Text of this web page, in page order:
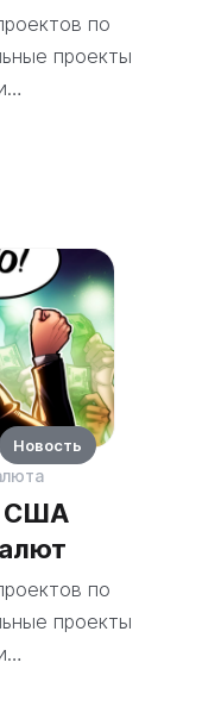
по
проекты
США
по
проекты
Новость